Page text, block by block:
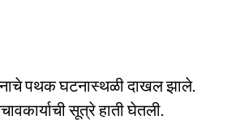
पथक घटनास्थळी दाखल झाले.
सूत्रे हाती घेतली.